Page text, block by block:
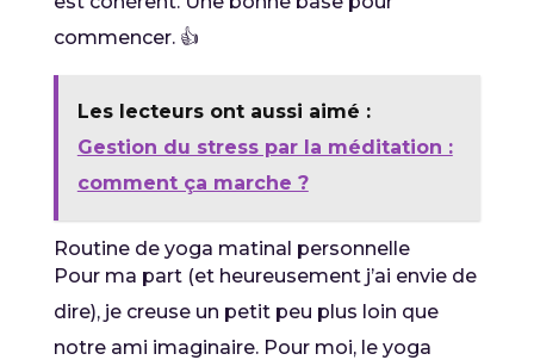
commencer. 👍
Les lecteurs ont aussi aimé :
Gestion du stress par la méditation :
comment ça marche ?
Routine de yoga matinal personnelle
Pour ma part (et heureusement j’ai envie de
dire), je creuse un petit peu plus loin que
notre ami imaginaire. Pour moi, le yoga